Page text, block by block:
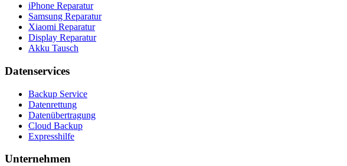
iPhone Reparatur
Samsung Reparatur
Xiaomi Reparatur
Display Reparatur
Akku Tausch
Datenservices
Backup Service
Datenrettung
Datenübertragung
Cloud Backup
Expresshilfe
Unternehmen